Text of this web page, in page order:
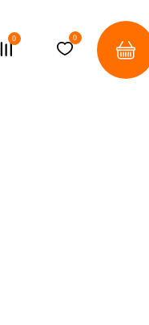
0 0